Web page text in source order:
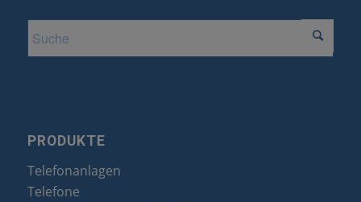
PRODUKTE
Telefonanlagen
Telefone